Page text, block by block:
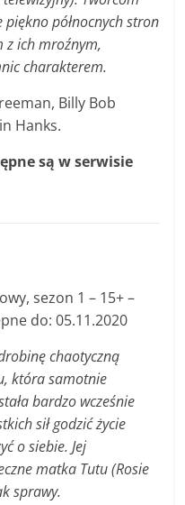
północnych stron
z ich mroźnym,
charakterem.
Billy Bob
Hanks.
są w serwisie
sezon 1 – 15+ –
do: 05.11.2020
chaotyczną
która samotnie
bardzo wcześnie
sił godzić życie
o siebie. Jej
matka Tutu (Rosie
sprawy.